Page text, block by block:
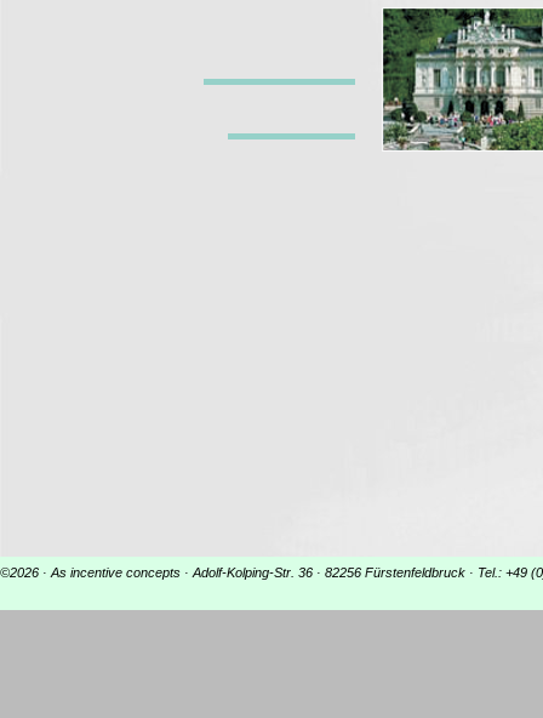
©2026 · As incentive concepts · Adolf-Kolping-Str. 36 · 82256 Fürstenfeldbruck · Tel.: +49